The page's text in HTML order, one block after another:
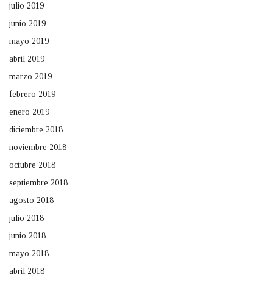
julio 2019
junio 2019
mayo 2019
abril 2019
marzo 2019
febrero 2019
enero 2019
diciembre 2018
noviembre 2018
octubre 2018
septiembre 2018
agosto 2018
julio 2018
junio 2018
mayo 2018
abril 2018